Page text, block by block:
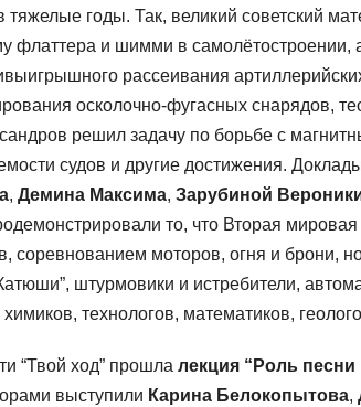
годы. Так, великий советский
и шимми в самолётостроении,
рассеивания
осколочно-фугасных снарядов,
решил задачу по борьбе с
судов и другие достижения.
, Демина Максима, Зарубиной
то, что Вторая
соревнованием моторов, огня и брони,
штурмовики и истребители,
технологов, математиков,
“Твой ход” прошла лекция “Роль
выступили Карина Белокопытова,